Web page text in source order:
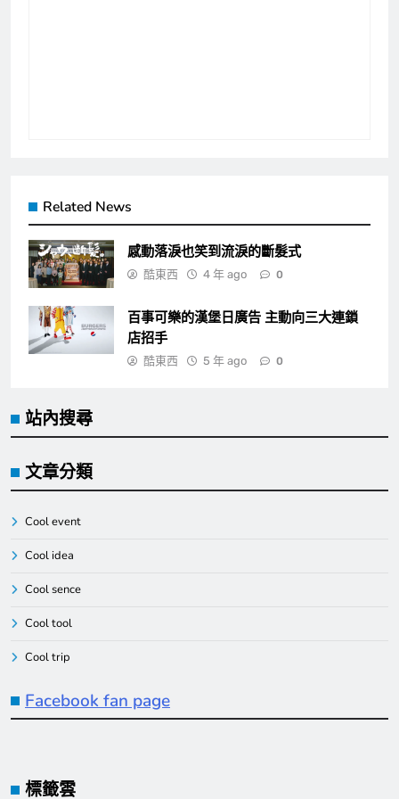
Related News
感動落淚也笑到流淚的斷髮式
酷東西 4 年 ago 0
百事可樂的漢堡日廣告 主動向三大連鎖
店招手
酷東西 5 年 ago 0
站內搜尋
文章分類
Cool event
Cool idea
Cool sence
Cool tool
Cool trip
Facebook fan page
標籤雲